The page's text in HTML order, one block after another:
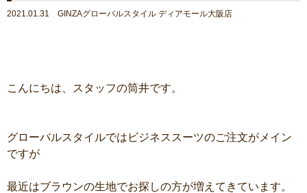
2021.01.31 GINZAグローバルスタイル ディアモール大阪店
こんにちは、スタッフの筒井です。
グローバルスタイルではビジネススーツのご注文がメイン
ですが
最近はブラウンの生地でお探しの方が増えてきています。